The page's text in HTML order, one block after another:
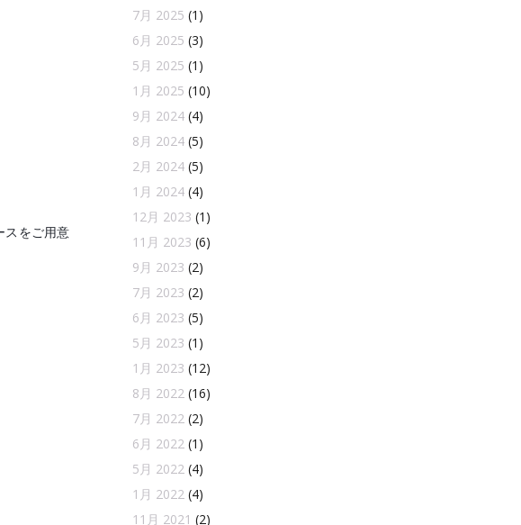
スをご用意
7月 2025 (1)
6月 2025 (3)
5月 2025 (1)
1月 2025 (10)
9月 2024 (4)
8月 2024 (5)
2月 2024 (5)
1月 2024 (4)
12月 2023 (1)
11月 2023 (6)
9月 2023 (2)
7月 2023 (2)
6月 2023 (5)
5月 2023 (1)
1月 2023 (12)
8月 2022 (16)
7月 2022 (2)
6月 2022 (1)
5月 2022 (4)
1月 2022 (4)
11月 2021 (2)